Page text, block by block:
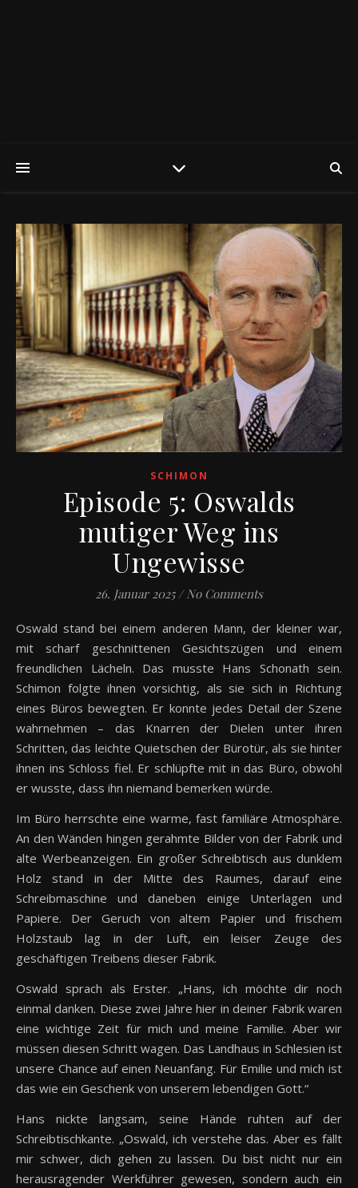
SCHIMON
Episode 5: Oswalds
mutiger Weg ins
Ungewisse
26. Januar 2025 / No Comments
Oswald stand bei einem anderen Mann, der kleiner war,
mit scharf geschnittenen Gesichtszügen und einem
freundlichen Lächeln. Das musste Hans Schonath sein.
Schimon folgte ihnen vorsichtig, als sie sich in Richtung
eines Büros bewegten. Er konnte jedes Detail der Szene
wahrnehmen – das Knarren der Dielen unter ihren
Schritten, das leichte Quietschen der Bürotür, als sie hinter
ihnen ins Schloss fiel. Er schlüpfte mit in das Büro, obwohl
er wusste, dass ihn niemand bemerken würde.
Im Büro herrschte eine warme, fast familiäre Atmosphäre.
An den Wänden hingen gerahmte Bilder von der Fabrik und
alte Werbeanzeigen. Ein großer Schreibtisch aus dunklem
Holz stand in der Mitte des Raumes, darauf eine
Schreibmaschine und daneben einige Unterlagen und
Papiere. Der Geruch von altem Papier und frischem
Holzstaub lag in der Luft, ein leiser Zeuge des
geschäftigen Treibens dieser Fabrik.
Oswald sprach als Erster. „Hans, ich möchte dir noch
einmal danken. Diese zwei Jahre hier in deiner Fabrik waren
eine wichtige Zeit für mich und meine Familie. Aber wir
müssen diesen Schritt wagen. Das Landhaus in Schlesien ist
unsere Chance auf einen Neuanfang. Für Emilie und mich ist
das wie ein Geschenk von unserem lebendigen Gott.“
Hans nickte langsam, seine Hände ruhten auf der
Schreibtischkante. „Oswald, ich verstehe das. Aber es fällt
mir schwer, dich gehen zu lassen. Du bist nicht nur ein
herausragender Werkführer gewesen, sondern auch ein